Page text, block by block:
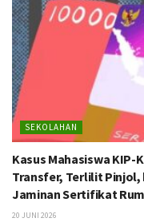
SEKOLAHAN
Kasus Mahasiswa KIP-
Transfer, Terlilit
Jaminan Sertifikat
20 JUNI 2026